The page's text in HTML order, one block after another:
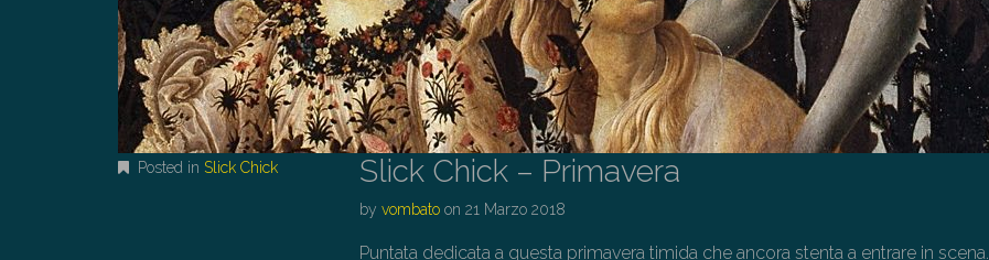
Posted in Slick Chick Slick Chick – Primavera
byvombato on21 Marzo 2018
Puntata dedicata a questa primavera timida che ancora stenta a entrare in scena.